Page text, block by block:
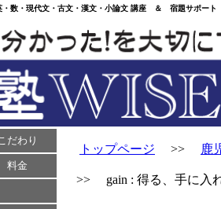
数・現代文・古文・漢文・小論文 講座 ＆ 宿題サポー
だわり
金
トップページ >> 鹿
>> gain : 得る、手に入